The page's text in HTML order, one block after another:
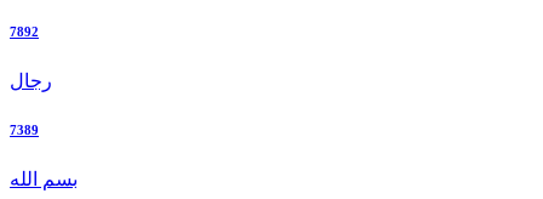
7892
رجال
7389
بسم الله